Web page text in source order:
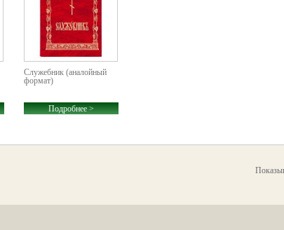
Служебник (аналойный
формат)
Подробнее >